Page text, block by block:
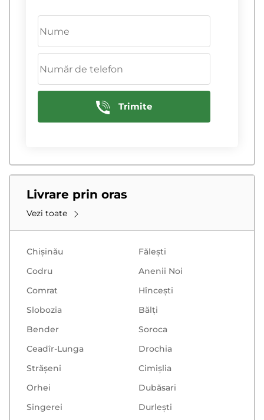
215/55 R17
225/45 R17
225/60 R17
225/65 R17
235/65 R17
225/60 R18
235/60 R18
265/60 R18
285/60 R18
Livrare prin oras
Vezi toate
Chișinău
Făleşti
Codru
Anenii Noi
Comrat
Hînceşti
Slobozia
Bălţi
Bender
Soroca
Ceadîr-Lunga
Drochia
Strășeni
Cimișlia
Orhei
Dubăsari
Singerei
Durlești
Trimite